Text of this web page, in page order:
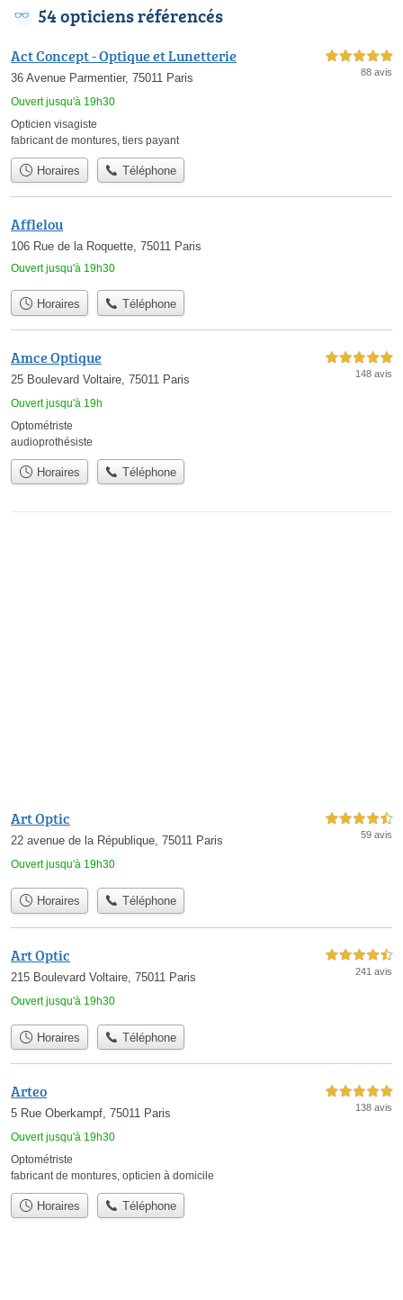
54 opticiens référencés
Act Concept - Optique et Lunetterie
36 Avenue Parmentier, 75011 Paris
Ouvert jusqu'à 19h30
5,0 étoiles sur 5
88 avis
Opticien visagiste
fabricant de montures, tiers payant
Horaires Téléphone
Afflelou
106 Rue de la Roquette, 75011 Paris
Ouvert jusqu'à 19h30
Horaires Téléphone
Amce Optique
25 Boulevard Voltaire, 75011 Paris
Ouvert jusqu'à 19h
5,0 étoiles sur 5
148 avis
Optométriste
audioprothésiste
Horaires Téléphone
Art Optic
22 avenue de la République, 75011 Paris
Ouvert jusqu'à 19h30
4,5 étoiles sur 5
59 avis
Horaires Téléphone
Art Optic
215 Boulevard Voltaire, 75011 Paris
Ouvert jusqu'à 19h30
4,5 étoiles sur 5
241 avis
Horaires Téléphone
Arteo
5 Rue Oberkampf, 75011 Paris
Ouvert jusqu'à 19h30
5,0 étoiles sur 5
138 avis
Optométriste
fabricant de montures, opticien à domicile
Horaires Téléphone